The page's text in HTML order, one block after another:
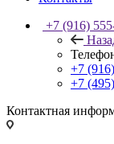
+7 (916)
+7
+7
Контактная